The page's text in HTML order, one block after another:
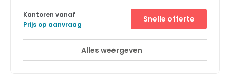
Kantoren vanaf
Prijs op aanvraag
Snelle offerte
Alles weergeven